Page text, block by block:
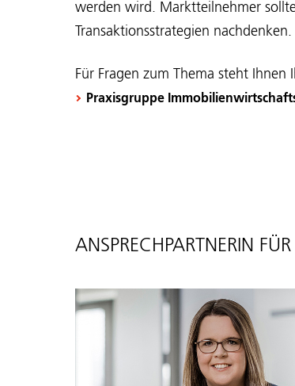
werden wird. Marktteilnehmer
Transaktionsstrategien nachdenken.
Für Fragen zum Thema steht
Praxisgruppe
ANSPRECHPARTNERIN